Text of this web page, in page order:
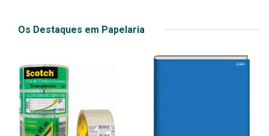
Os Destaques em Papelaria